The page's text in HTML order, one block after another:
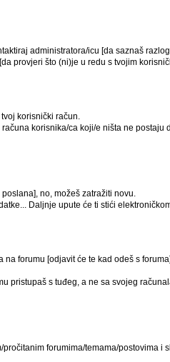
administratora/icu [da saznaš
provjeri što (ni)je u redu s tvojim
tvoj korisnički račun.
korisnika/ca koji/e ništa ne postaju
no, možeš zatražiti novu.
Daljnje upute će ti stići
forumu [odjavit će te kad odeš s
pristupaš s tuđeg, a ne sa svojeg
forumima/temama/postovima i